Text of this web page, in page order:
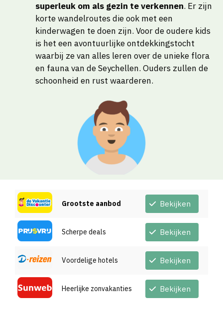
superleuk om als gezin te verkennen. Er zijn
korte wandelroutes die ook met een
kinderwagen te doen zijn. Voor de oudere kids
is het een avontuurlijke ontdekkingstocht
waarbij ze van alles leren over de unieke flora
en fauna van de Seychellen. Ouders zullen de
schoonheid en rust waarderen.
Grootste aanbod Bekijken
Scherpe deals Bekijken
Voordelige hotels Bekijken
Heerlijke zonvakanties Bekijken